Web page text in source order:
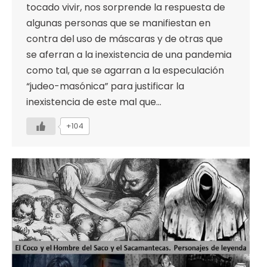
tocado vivir, nos sorprende la respuesta de
algunas personas que se manifiestan en
contra del uso de máscaras y de otras que
se aferran a la inexistencia de una pandemia
como tal, que se agarran a la especulación
“judeo-masónica” para justificar la
inexistencia de este mal que…
+104